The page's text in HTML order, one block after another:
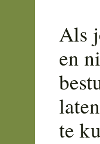
Als
en
te